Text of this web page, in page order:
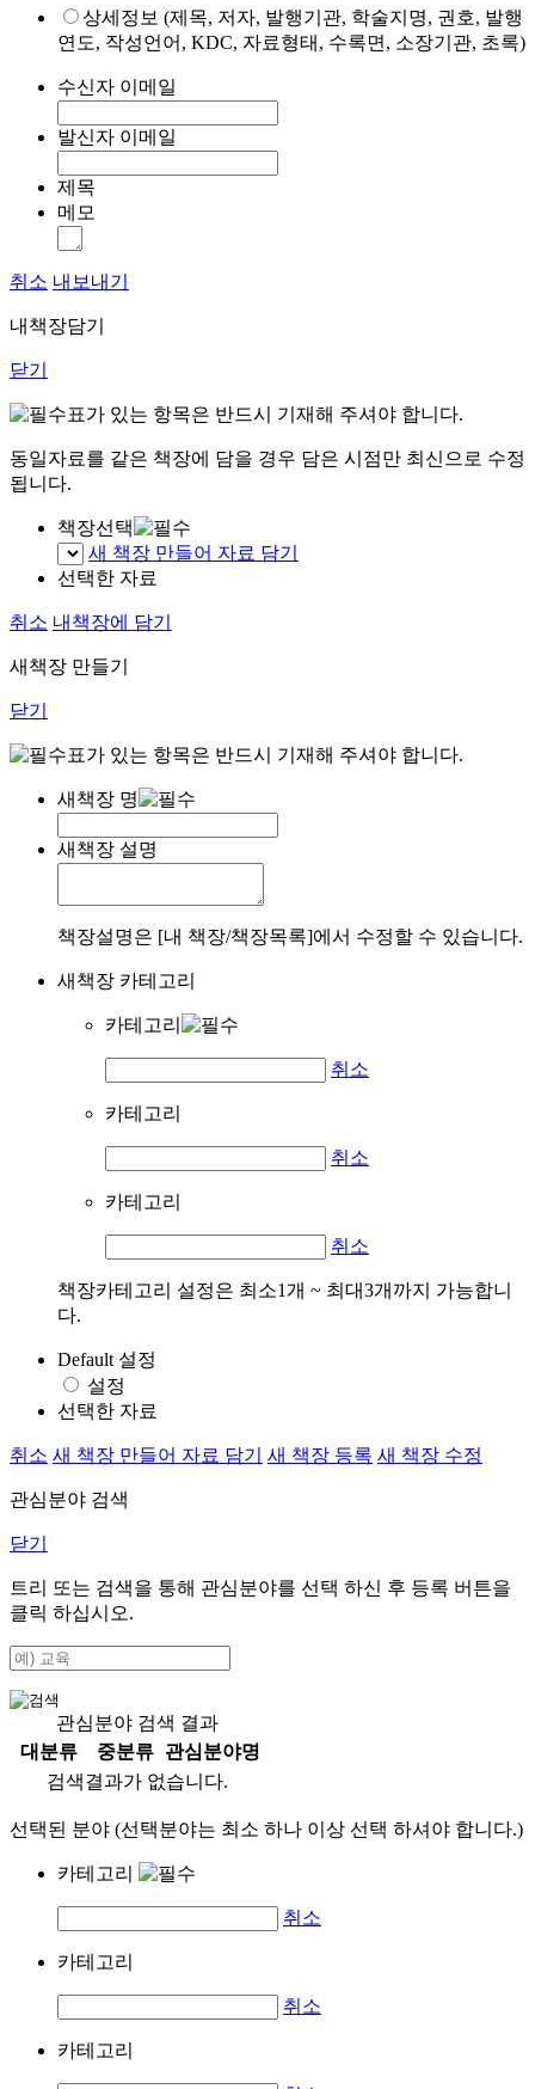
상세정보 (제목, 저자, 발행기관, 학술지명, 권호, 발행
연도, 작성언어, KDC, 자료형태, 수록면, 소장기관, 초록)
수신자 이메일
발신자 이메일
제목
메모
취소 내보내기
내책장담기
닫기
표가 있는 항목은 반드시 기재해 주셔야 합니다.
동일자료를 같은 책장에 담을 경우 담은 시점만 최신으로 수정
됩니다.
책장선택
새 책장 만들어 자료 담기
선택한 자료
취소 내책장에 담기
새책장 만들기
닫기
표가 있는 항목은 반드시 기재해 주셔야 합니다.
새책장 명
새책장 설명
책장설명은 [내 책장/책장목록]에서 수정할 수 있습니다.
새책장 카테고리
카테고리
취소
카테고리
취소
카테고리
취소
책장카테고리 설정은 최소1개 ~ 최대3개까지 가능합니
다.
Default 설정
설정
선택한 자료
취소 새 책장 만들어 자료 담기 새 책장 등록 새 책장 수정
관심분야 검색
닫기
트리 또는 검색을 통해 관심분야를 선택 하신 후 등록 버튼을
클릭 하십시오.
관심분야 검색 결과
대분류
중분류
관심분야명
검색결과가 없습니다.
선택된 분야 (선택분야는 최소 하나 이상 선택 하셔야 합니다.)
카테고리
취소
카테고리
취소
카테고리